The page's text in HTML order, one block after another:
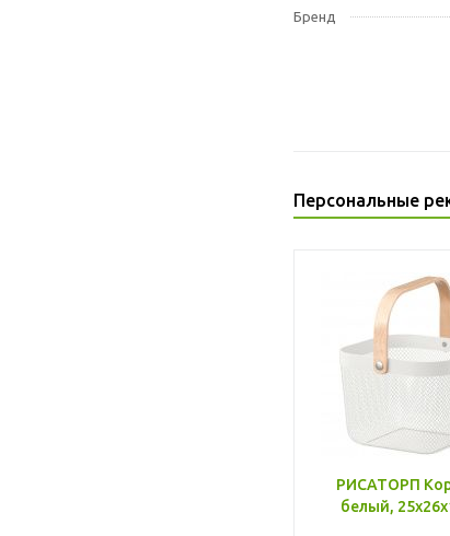
Бренд
Персональные
РИСАТОРП
белый,